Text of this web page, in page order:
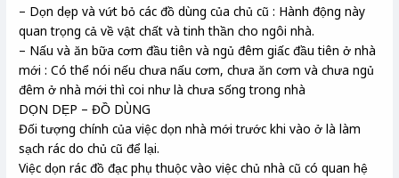
– Dọn dẹp và vứt bỏ các đồ dùng của chủ cũ : Hành động này
quan trọng cả về vật chất và tinh thần cho ngôi nhà.
– Nấu và ăn bữa cơm đầu tiên và ngủ đêm giấc đầu tiên ở nhà
mới : Có thể nói nếu chưa nấu cơm, chưa ăn cơm và chưa ngủ
đêm ở nhà mới thì coi như là chưa sống trong nhà
DỌN DẸP – ĐỒ DÙNG
Đối tượng chính của việc dọn nhà mới trước khi vào ở là làm
sạch rác do chủ cũ để lại.
Việc dọn rác đồ đạc phụ thuộc vào việc chủ nhà cũ có quan hệ